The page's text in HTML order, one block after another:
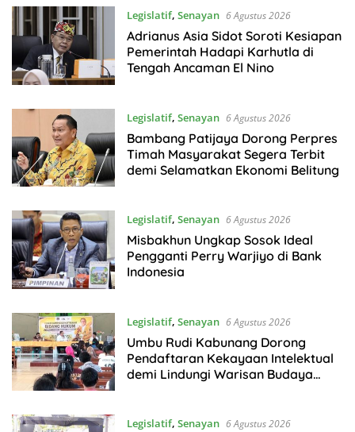
Legislatif, Senayan 6 Agustus 2026
Adrianus Asia Sidot Soroti Kesiapan
Pemerintah Hadapi Karhutla di
Tengah Ancaman El Nino
Legislatif, Senayan 6 Agustus 2026
Bambang Patijaya Dorong Perpres
Timah Masyarakat Segera Terbit
demi Selamatkan Ekonomi Belitung
Legislatif, Senayan 6 Agustus 2026
Misbakhun Ungkap Sosok Ideal
Pengganti Perry Warjiyo di Bank
Indonesia
Legislatif, Senayan 6 Agustus 2026
Umbu Rudi Kabunang Dorong
Pendaftaran Kekayaan Intelektual
demi Lindungi Warisan Budaya
Legislatif, Senayan 6 Agustus 2026